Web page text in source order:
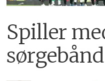
Spiller
sørgebånd